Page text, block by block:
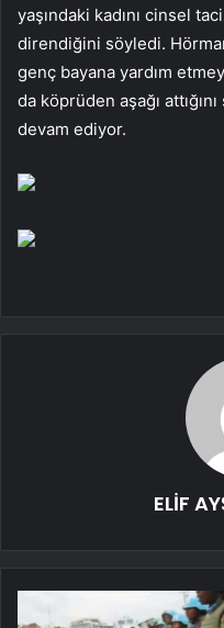
yaşındaki kadını cinsel
direndiğini söyledi.
genç bayana yardım
da köprüden aşağı
devam ediyor.
ELİF